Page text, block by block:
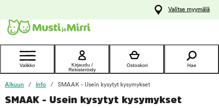
Ota yhteyttä
asiakaspalveluun
Valitse myymälä
Valikko
Kirjaudu /
Rekisteröidy
Ostoskori Hae
Alkuun Info SMAAK - Usein kysytyt kysymykset
SMAAK - Usein kysytyt kysymykset